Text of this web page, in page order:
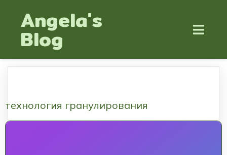
Angela's
Blog
технология гранулирования